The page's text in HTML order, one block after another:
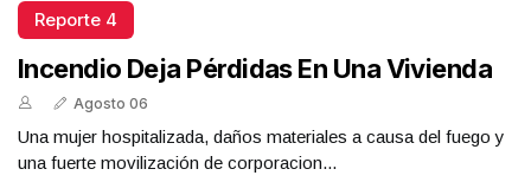
Reporte 4
Incendio Deja Pérdidas En Una Vivienda
Agosto 06
Una mujer hospitalizada, daños materiales a causa del fuego y
una fuerte movilización de corporacion...